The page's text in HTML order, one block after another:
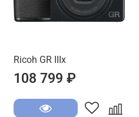
Ricoh GR IIIx
108 799 ₽